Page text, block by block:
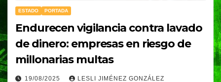
ESTADO PORTADA
Endurecen vigilancia contra lavado
de dinero: empresas en riesgo de
millonarias multas
19/08/2025 LESLI JIMÉNEZ GONZÁLEZ